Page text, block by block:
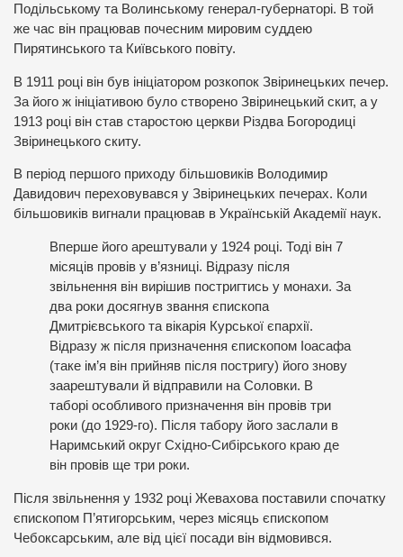
Подільському та Волинському генерал-губернаторі. В той
же час він працював почесним мировим суддею
Пирятинського та Київського повіту.
В 1911 році він був ініціатором розкопок Звіринецьких печер.
За його ж ініціативою було створено Звіринецький скит, а у
1913 році він став старостою церкви Різдва Богородиці
Звіринецького скиту.
В період першого приходу більшовиків Володимир
Давидович переховувався у Звіринецьких печерах. Коли
більшовиків вигнали працював в Українській Академії наук.
Вперше його арештували у 1924 році. Тоді він 7
місяців провів у в’язниці. Відразу після
звільнення він вирішив постригтись у монахи. За
два роки досягнув звання єпископа
Дмитрієвського та вікарія Курської єпархії.
Відразу ж після призначення єпископом Іоасафа
(таке ім’я він прийняв після постригу) його знову
заарештували й відправили на Соловки. В
таборі особливого призначення він провів три
роки (до 1929-го). Після табору його заслали в
Наримський округ Східно-Сибірського краю де
він провів ще три роки.
Після звільнення у 1932 році Жевахова поставили спочатку
єпископом П’ятигорським, через місяць єпископом
Чебоксарським, але від цієї посади він відмовився.